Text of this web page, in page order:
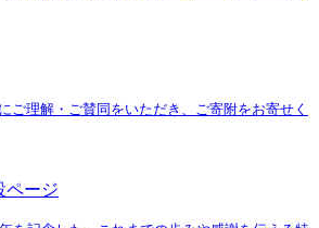
ご理解・ご賛同をいただき、ご寄附をお寄せく
ページ